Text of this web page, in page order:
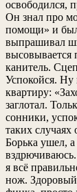
освободился,
Он знал про
помощи» и
выпрашивал
канитель.
Успокойся. Ну
квартиру:
заглотал.
сонники,
таких
Борька ушел,
я всё
нож. Здоровый